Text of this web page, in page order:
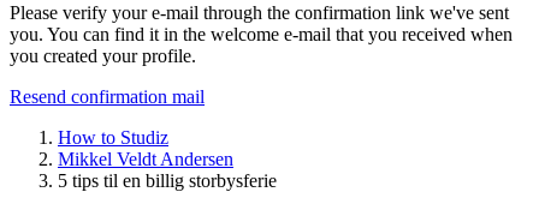
Please verify your e-mail through the confirmation link we've sent
you. You can find it in the welcome e-mail that you received when
you created your profile.
Resend confirmation mail
How to Studiz
Mikkel Veldt Andersen
5 tips til en billig storbysferie